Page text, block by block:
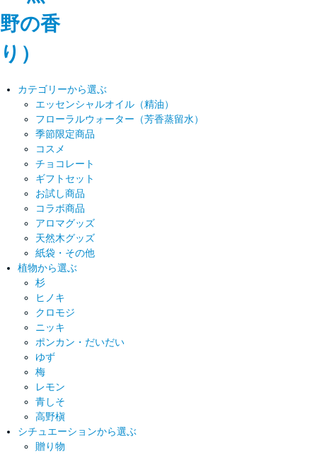
カテゴリーから選ぶ
エッセンシャルオイル（精油）
フローラルウォーター（芳香蒸留水）
季節限定商品
コスメ
チョコレート
ギフトセット
お試し商品
コラボ商品
アロマグッズ
天然木グッズ
紙袋・その他
植物から選ぶ
杉
ヒノキ
クロモジ
ニッキ
ポンカン・だいだい
ゆず
梅
レモン
青しそ
高野槇
シチュエーションから選ぶ
贈り物